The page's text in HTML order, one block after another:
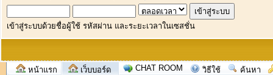
เข้าสู่ระบบด้วยชื่อผู้ใช้ รหัสผ่าน และระยะเวลาในเซสชั่น
หน้าแรก เว็บบอร์ด CHAT ROOM วิธีใช้ ค้นหา